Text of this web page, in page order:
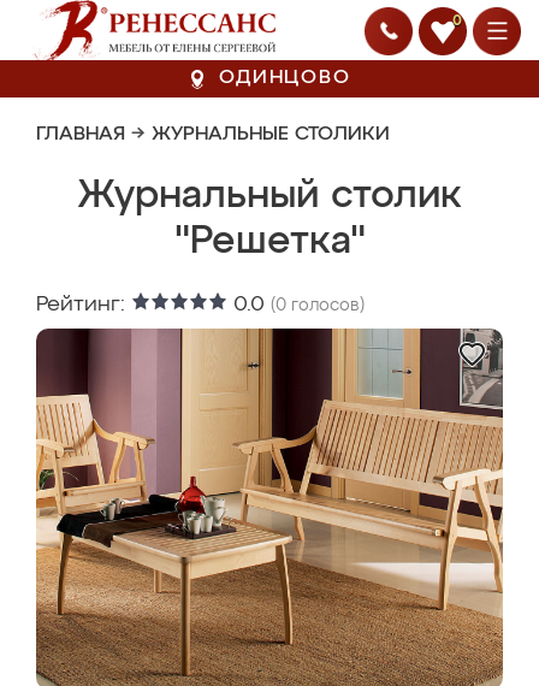
0
ОДИНЦОВО
ГЛАВНАЯ → ЖУРНАЛЬНЫЕ СТОЛИКИ
Журнальный столик
"Решетка"
Рейтинг: 0.0 (0 голосов)